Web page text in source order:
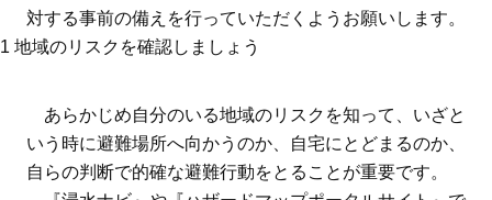
対する事前の備えを行っていただくようお願いします。
1 地域のリスクを確認しましょう
あらかじめ自分のいる地域のリスクを知って、いざと
いう時に避難場所へ向かうのか、自宅にとどまるのか、
自らの判断で的確な避難行動をとることが重要です。